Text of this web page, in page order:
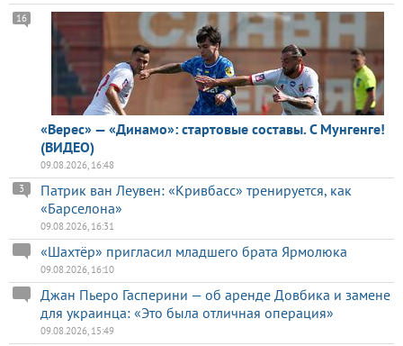
«Верес» — «Динамо»: стартовые составы. С Мунгенге!
(ВИДЕО)
16
09.08.2026, 16:48
Патрик ван Леувен: «Кривбасс» тренируется, как
«Барселона»
3
09.08.2026, 16:31
«Шахтёр» пригласил младшего брата Ярмолюка
09.08.2026, 16:10
Джан Пьеро Гасперини — об аренде Довбика и замене
для украинца: «Это была отличная операция»
09.08.2026, 15:49